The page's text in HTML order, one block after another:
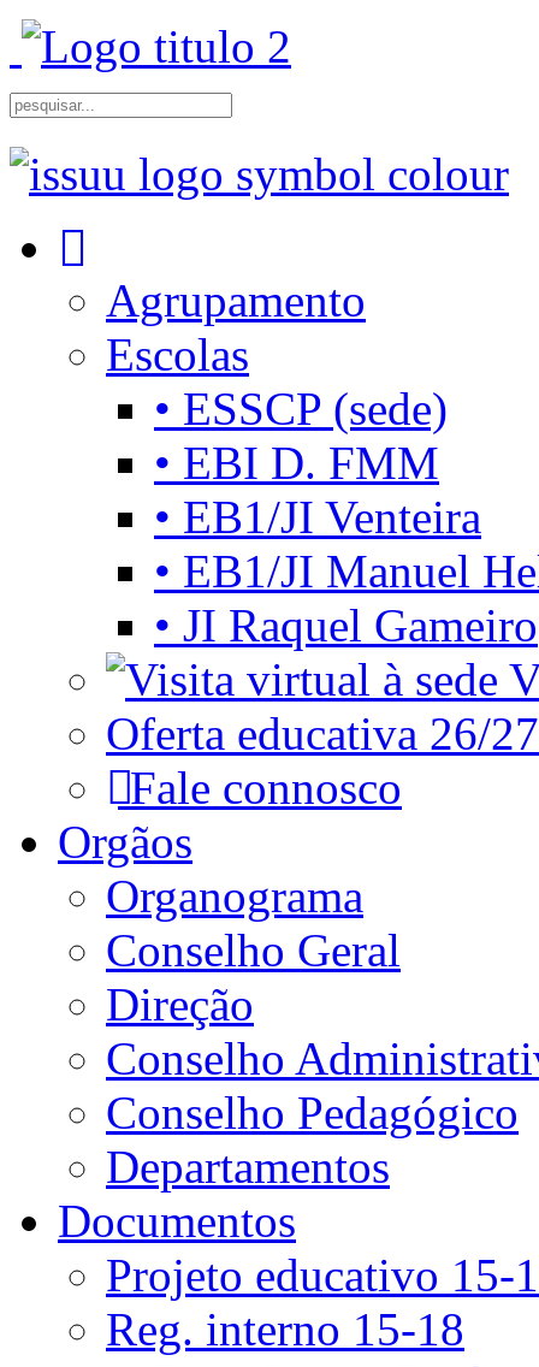
Agrupamento
Escolas
• ESSCP (sede)
• EBI D. FMM
• EB1/JI Venteira
• EB1/JI Manuel
• JI Raquel Gameiro
Oferta educativa 26/27
Fale connosco
Orgãos
Organograma
Conselho Geral
Direção
Conselho
Conselho Pedagógico
Departamentos
Documentos
Projeto educativo 15-
Reg. interno 15-18